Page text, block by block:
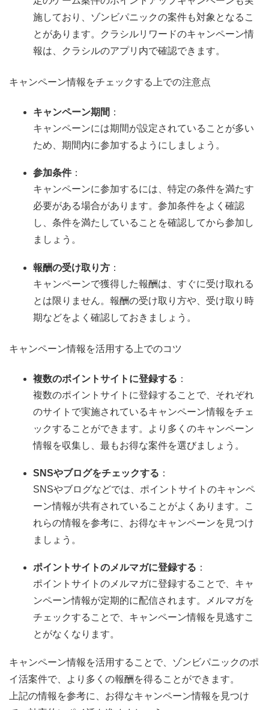
施しており、ゾンビパニックの案件も対象となるこ
とがあります。クラシルリワードのキャンペーン情
報は、クラシルのアプリ内で確認できます。
キャンペーン情報をチェックする上での注意点
キャンペーン期間 ：
キャンペーンには期間が設定されていることが多い
ため、期間内に参加するようにしましょう。
参加条件：
キャンペーンに参加するには、特定の条件を満たす
必要がある場合があります。参加条件をよく確認
し、条件を満たしていることを確認してから参加し
ましょう。
報酬の受け取り方 ：
キャンペーンで獲得した報酬は、すぐに受け取れる
とは限りません。報酬の受け取り方や、受け取り時
期などをよく確認しておきましょう。
キャンペーン情報を活用する上でのコツ
複数のポイントサイトに登録する ：
複数のポイントサイトに登録することで、それぞれ
のサイトで実施されているキャンペーン情報をチェ
ックすることができます。より多くのキャンペーン
情報を収集し、最もお得な案件を選びましょう。
SNSやブログをチェックする ：
SNSやブログなどでは、ポイントサイトのキャンペ
ーン情報が共有されていることがよくあります。こ
れらの情報を参考に、お得なキャンペーンを見つけ
ましょう。
ポイントサイトのメルマガに登録する ：
ポイントサイトのメルマガに登録することで、キャ
ンペーン情報が定期的に配信されます。メルマガを
チェックすることで、キャンペーン情報を見逃すこ
とがなくなります。
キャンペーン情報を活用することで、ゾンビパニックのポ
イ活案件で、より多くの報酬を得ることができます。
上記の情報を参考に、お得なキャンペーン情報を見つけ